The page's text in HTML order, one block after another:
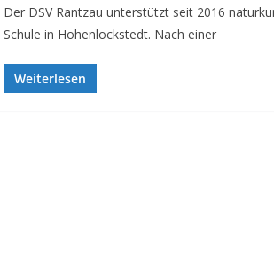
Der DSV Rantzau unterstützt seit 2016
Schule in Hohenlockstedt. Nach einer
Weiterlesen